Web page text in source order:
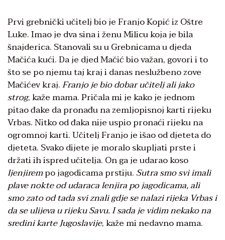
Prvi grebnički učitelj bio je Franjo Kopić iz Oštre
Luke. Imao je dva sina i ženu Milicu koja je bila
šnajderica. Stanovali su u Grebnicama u djeda
Mačića kući. Da je djed Mačić bio važan, govori i to
što se po njemu taj kraj i danas neslužbeno zove
Mačićev kraj.Franjo je bio dobar učitelj ali jako
strog, kaže mama. Pričala mi je kako je jednom
pitao đake da pronađu na zemljopisnoj karti rijeku
Vrbas. Nitko od đaka nije uspio pronaći rijeku na
ogromnoj karti. Učitelj Franjo je išao od djeteta do
djeteta. Svako dijete je moralo skupljati prste i
držati ih ispred učitelja. On ga je udarao koso
ljenjirempo jagodicama prstiju.Sutra smo svi imali
plave nokte od udaraca lenjira po jagodicama, ali
smo zato od tada svi znali gdje se nalazi rijeka Vrbas i
da se ulijeva u rijeku Savu. I sada je vidim nekako na
sredini karte Jugoslavije, kaže mi nedavno mama.